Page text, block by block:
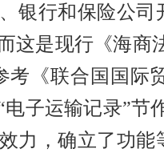
银行和保险公
这是现行《海商
考 《联合国国际
电子运输记录”节
力，确立了功